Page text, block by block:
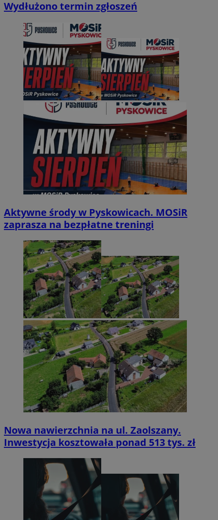
Wydłużono termin zgłoszeń
Aktywne środy w Pyskowicach. MOSiR
zaprasza na bezpłatne treningi
Nowa nawierzchnia na ul. Zaolszany.
Inwestycja kosztowała ponad 513 tys. zł